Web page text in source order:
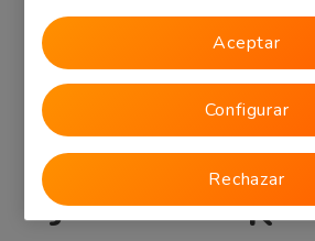
Fiat
Ford
H
J K
Rechazar
Aceptar
Configurar